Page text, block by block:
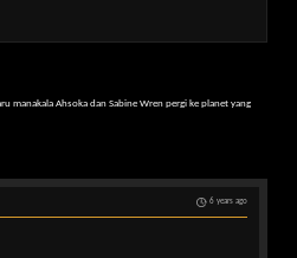
manakala Ahsoka dan Sabine Wren pergi ke planet yang
6 years ago